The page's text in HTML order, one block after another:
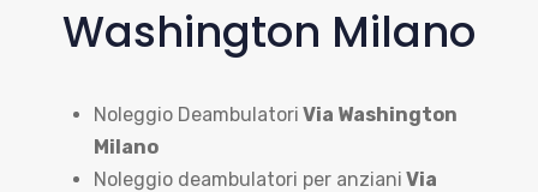
Washington Milano
Noleggio Deambulatori Via Washington
Milano
Noleggio deambulatori per anziani Via